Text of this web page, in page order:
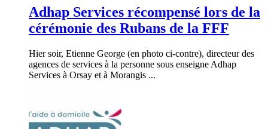
Adhap Services récompensé lors de la
cérémonie des Rubans de la FFF
Hier soir, Etienne George (en photo ci-contre), directeur des
agences de services à la personne sous enseigne Adhap
Services à Orsay et à Morangis ...